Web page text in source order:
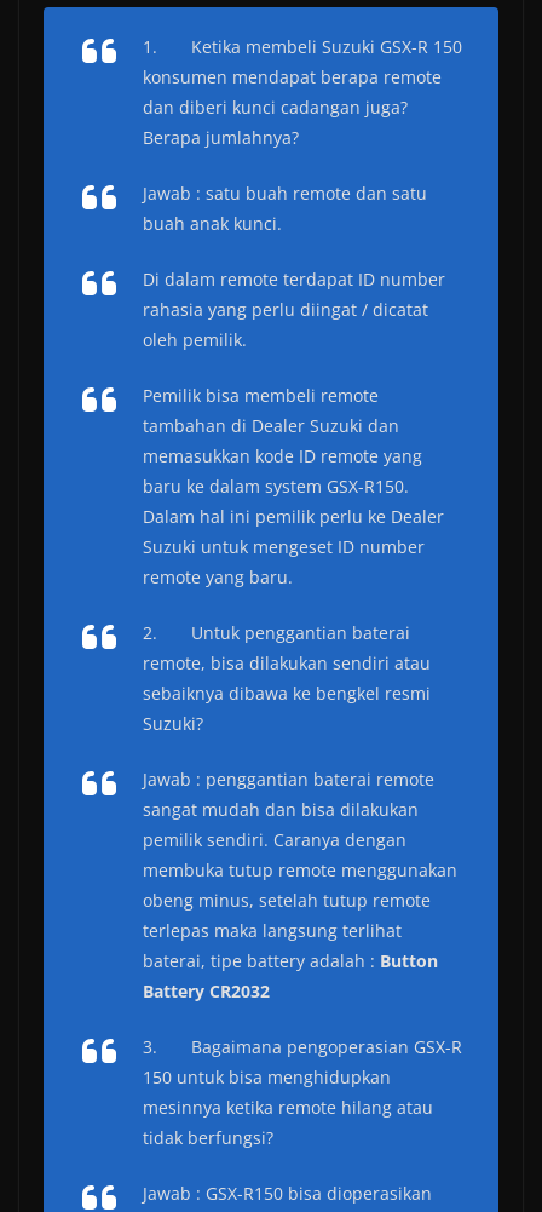
1.
Ketika membeli Suzuki GSX-R 150
konsumen mendapat berapa remote
dan diberi kunci cadangan juga?
Berapa jumlahnya?
Jawab : satu buah remote dan satu
buah anak kunci.
Di dalam remote terdapat ID number
rahasia yang perlu diingat / dicatat
oleh pemilik.
Pemilik bisa membeli remote
tambahan di Dealer Suzuki dan
memasukkan kode ID remote yang
baru ke dalam system GSX-R150.
Dalam hal ini pemilik perlu ke Dealer
Suzuki untuk mengeset ID number
remote yang baru.
2. Untuk penggantian baterai
remote, bisa dilakukan sendiri atau
sebaiknya dibawa ke bengkel resmi
Suzuki?
Jawab : penggantian baterai remote
sangat mudah dan bisa dilakukan
pemilik sendiri. Caranya dengan
membuka tutup remote menggunakan
obeng minus, setelah tutup remote
terlepas maka langsung terlihat
baterai, tipe battery adalah : Button
Battery CR2032
3. Bagaimana pengoperasian GSX-R
150 untuk bisa menghidupkan
mesinnya ketika remote hilang atau
tidak berfungsi?
Jawab : GSX-R150 bisa dioperasikan